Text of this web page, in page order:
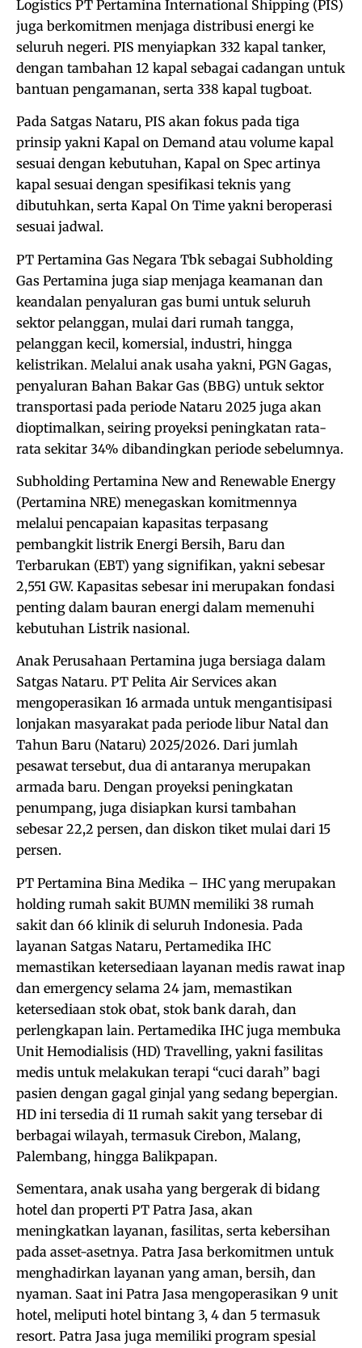
Logistics PT Pertamina International Shipping (PIS)
juga berkomitmen menjaga distribusi energi ke
seluruh negeri. PIS menyiapkan 332 kapal tanker,
dengan tambahan 12 kapal sebagai cadangan untuk
bantuan pengamanan, serta 338 kapal tugboat.
Pada Satgas Nataru, PIS akan fokus pada tiga
prinsip yakni Kapal on Demand atau volume kapal
sesuai dengan kebutuhan, Kapal on Spec artinya
kapal sesuai dengan spesifikasi teknis yang
dibutuhkan, serta Kapal On Time yakni beroperasi
sesuai jadwal.
PT Pertamina Gas Negara Tbk sebagai Subholding
Gas Pertamina juga siap menjaga keamanan dan
keandalan penyaluran gas bumi untuk seluruh
sektor pelanggan, mulai dari rumah tangga,
pelanggan kecil, komersial, industri, hingga
kelistrikan. Melalui anak usaha yakni, PGN Gagas,
penyaluran Bahan Bakar Gas (BBG) untuk sektor
transportasi pada periode Nataru 2025 juga akan
dioptimalkan, seiring proyeksi peningkatan rata-
rata sekitar 34% dibandingkan periode sebelumnya.
Subholding Pertamina New and Renewable Energy
(Pertamina NRE) menegaskan komitmennya
melalui pencapaian kapasitas terpasang
pembangkit listrik Energi Bersih, Baru dan
Terbarukan (EBT) yang signifikan, yakni sebesar
2,551 GW. Kapasitas sebesar ini merupakan fondasi
penting dalam bauran energi dalam memenuhi
kebutuhan Listrik nasional.
Anak Perusahaan Pertamina juga bersiaga dalam
Satgas Nataru. PT Pelita Air Services akan
mengoperasikan 16 armada untuk mengantisipasi
lonjakan masyarakat pada periode libur Natal dan
Tahun Baru (Nataru) 2025/2026. Dari jumlah
pesawat tersebut, dua di antaranya merupakan
armada baru. Dengan proyeksi peningkatan
penumpang, juga disiapkan kursi tambahan
sebesar 22,2 persen, dan diskon tiket mulai dari 15
persen.
PT Pertamina Bina Medika – IHC yang merupakan
holding rumah sakit BUMN memiliki 38 rumah
sakit dan 66 klinik di seluruh Indonesia. Pada
layanan Satgas Nataru, Pertamedika IHC
memastikan ketersediaan layanan medis rawat inap
dan emergency selama 24 jam, memastikan
ketersediaan stok obat, stok bank darah, dan
perlengkapan lain. Pertamedika IHC juga membuka
Unit Hemodialisis (HD) Travelling, yakni fasilitas
medis untuk melakukan terapi “cuci darah” bagi
pasien dengan gagal ginjal yang sedang bepergian.
HD ini tersedia di 11 rumah sakit yang tersebar di
berbagai wilayah, termasuk Cirebon, Malang,
Palembang, hingga Balikpapan.
Sementara, anak usaha yang bergerak di bidang
hotel dan properti PT Patra Jasa, akan
meningkatkan layanan, fasilitas, serta kebersihan
pada asset-asetnya. Patra Jasa berkomitmen untuk
menghadirkan layanan yang aman, bersih, dan
nyaman. Saat ini Patra Jasa mengoperasikan 9 unit
hotel, meliputi hotel bintang 3, 4 dan 5 termasuk
resort. Patra Jasa juga memiliki program spesial